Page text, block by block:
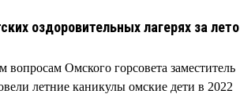
оздоровительных лагерях за лето
вопросам Омского горсовета заместитель
летние каникулы омские дети в 2022